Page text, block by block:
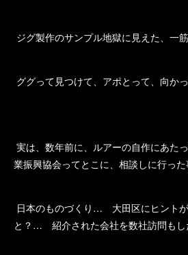
ジグ製作のサンプル地獄に見えた、一
ググって見つけて、アポとって、向か
実は、数年前に、ルアーの自作にあた
業振興協会ってとこに、相談しに行っ
日本のものづくり… 大田区にヒント
と？… 紹介された会社を数社訪問も